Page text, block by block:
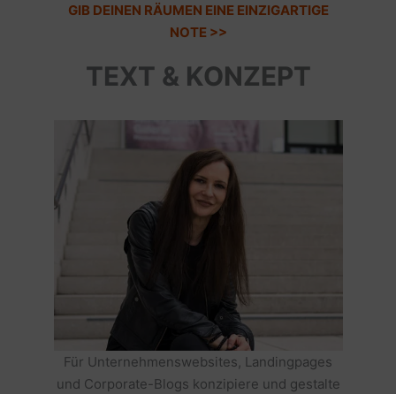
GIB DEINEN RÄUMEN EINE EINZIGARTIGE
NOTE >>
TEXT & KONZEPT
Für Unternehmenswebsites, Landingpages
und Corporate-Blogs konzipiere und gestalte